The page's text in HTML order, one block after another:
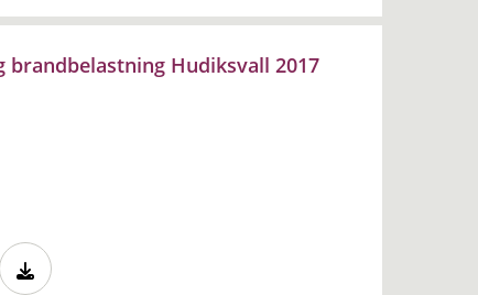
brandbelastning Hudiksvall 2017